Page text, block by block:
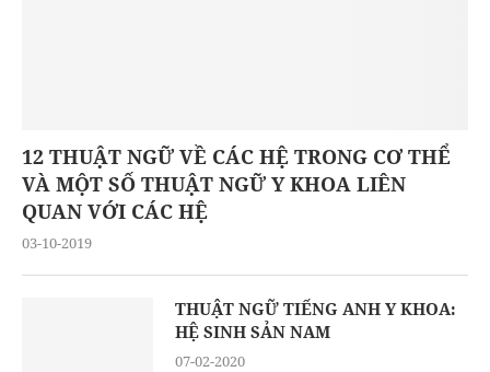
12 THUẬT NGỮ VỀ CÁC HỆ TRONG CƠ THỂ
VÀ MỘT SỐ THUẬT NGỮ Y KHOA LIÊN
QUAN VỚI CÁC HỆ
03-10-2019
THUẬT NGỮ TIẾNG ANH Y KHOA:
HỆ SINH SẢN NAM
07-02-2020